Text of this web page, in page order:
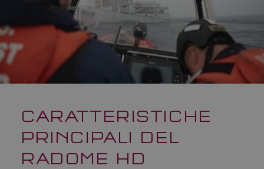
CARATTERISTICHE
PRINCIPALI DEL
RADOME HD